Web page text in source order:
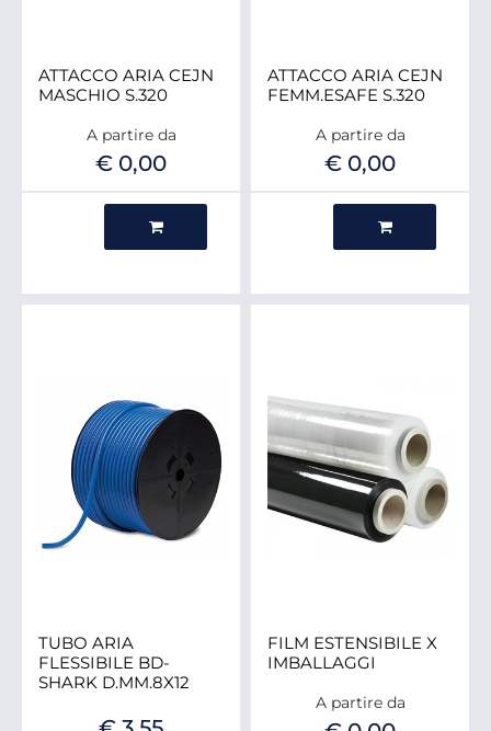
ATTACCO ARIA CEJN
MASCHIO S.320
A partire da
€ 0,00
ATTACCO ARIA CEJN
FEMM.ESAFE S.320
A partire da
€ 0,00
TUBO ARIA
FLESSIBILE BD-
SHARK D.MM.8X12
FILM ESTENSIBILE X
IMBALLAGGI
A partire da